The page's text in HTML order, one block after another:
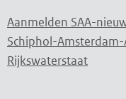
Aanmelden SAA-
Schiphol-
Rijkswaterstaat